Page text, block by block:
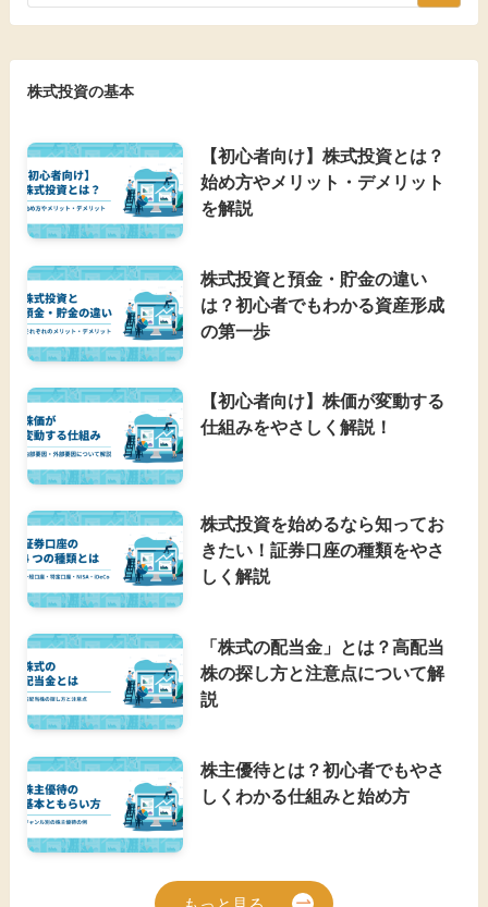
株式投資の基本
【初心者向け】株式投資とは？
始め方やメリット・デメリット
を解説
株式投資と預金・貯金の違い
は？初心者でもわかる資産形成
の第一歩
【初心者向け】株価が変動する
仕組みをやさしく解説！
株式投資を始めるなら知ってお
きたい！証券口座の種類をやさ
しく解説
「株式の配当金」とは？高配当
株の探し方と注意点について解
説
株主優待とは？初心者でもやさ
しくわかる仕組みと始め方